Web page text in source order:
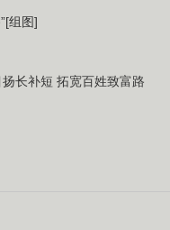
组图]
长补短 拓宽百姓致富路